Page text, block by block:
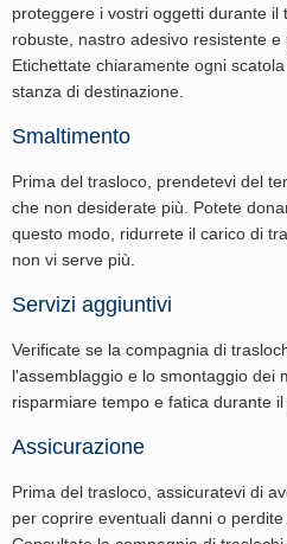
proteggere i vostri oggetti durante il
robuste, nastro adesivo resistente
Etichettate chiaramente ogni
stanza di destinazione.
Smaltimento
Prima del trasloco, prendetevi del
che non desiderate più. Potete
questo modo, ridurrete il carico di
non vi serve più.
Servizi aggiuntivi
Verificate se la compagnia di
l'assemblaggio e lo smontaggio dei
risparmiare tempo e fatica durante il
Assicurazione
Prima del trasloco, assicuratevi di
per coprire eventuali danni o